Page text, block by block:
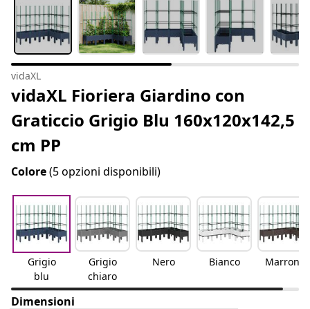
vidaXL
vidaXL Fioriera Giardino con
Graticcio Grigio Blu 160x120x142,5
cm PP
Colore(5 opzioni disponibili)
Grigio
blu
Grigio
chiaro
Nero Bianco Marrone
Dimensioni